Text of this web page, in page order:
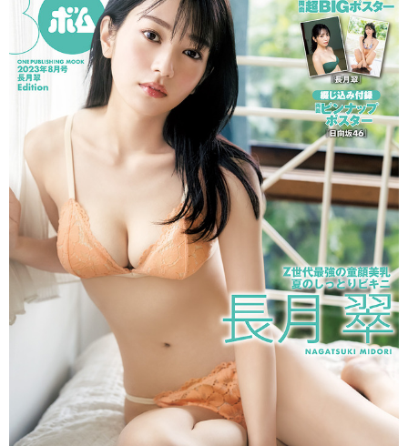
ショッピング その他